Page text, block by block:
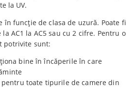
la UV.
în funcție de clasa de uzură. Poate fi
AC1 la AC5 sau cu 2 cifre. Pentru o
potrivite sunt:
bine în încăperile în care
pentru toate tipurile de camere din